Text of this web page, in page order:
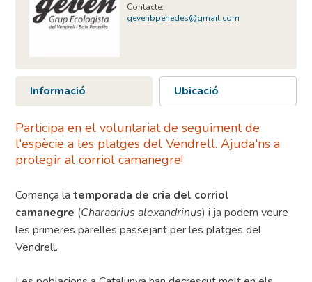
Contacte:
gevenbpenedes@gmail.com
Informació Ubicació
Participa en el voluntariat de seguiment de
l'espècie a les platges del Vendrell. Ajuda'ns a
protegir al corriol camanegre!
Comença latemporada de cria del corriol
camanegre (Charadrius alexandrinus) i ja podem veure
les primeres parelles passejant per les platges del
Vendrell.